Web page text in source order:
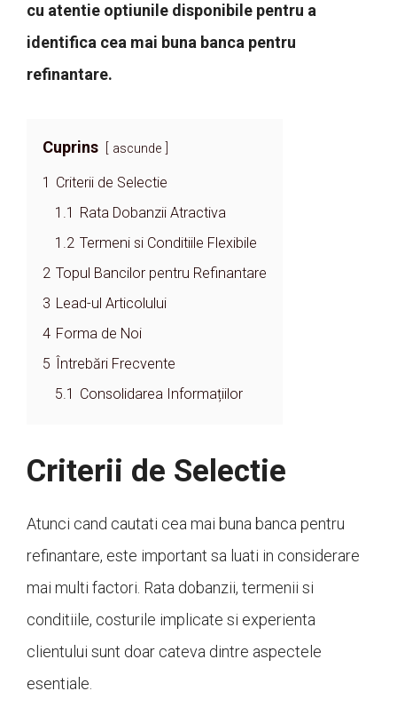
cu atentie optiunile disponibile pentru a
identifica cea mai buna banca pentru
refinantare.
Cuprins ascunde
1 Criterii de Selectie
1.1
Rata Dobanzii Atractiva
1.2 Termeni si Conditiile Flexibile
2 Topul Bancilor pentru Refinantare
3 Lead-ul Articolului
4 Forma de Noi
5
Întrebări Frecvente
5.1 Consolidarea Informațiilor
Criterii de Selectie
Atunci cand cautati cea mai buna banca pentru
refinantare, este important sa luati in considerare
mai multi factori. Rata dobanzii, termenii si
conditiile, costurile implicate si experienta
clientului sunt doar cateva dintre aspectele
esentiale.